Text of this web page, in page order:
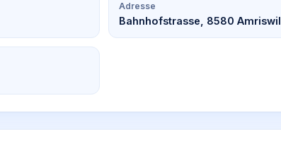
Adresse
Bahnhofstrasse, 8580 Amriswil